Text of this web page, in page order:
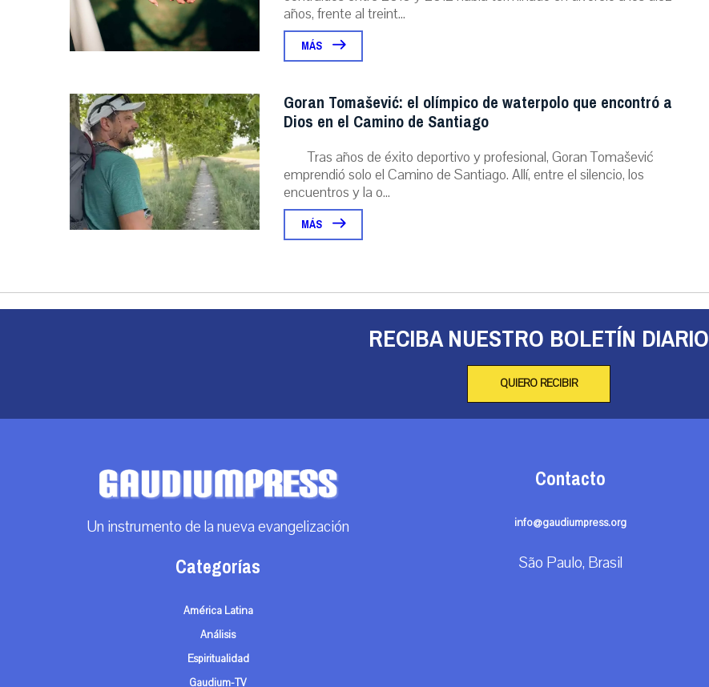
años, frente al treint...
MÁS
Goran Tomašević: el olímpico de waterpolo que encontró a
Dios en el Camino de Santiago
Tras años de éxito deportivo y profesional, Goran Tomašević
emprendió solo el Camino de Santiago. Allí, entre el silencio, los
encuentros y la o...
MÁS
RECIBA NUESTRO BOLETÍN DIARIO
QUIERO RECIBIR
Un instrumento de la nueva evangelización
Categorías
América Latina
Análisis
Espiritualidad
Gaudium-TV
Contacto
info@gaudiumpress.org
São Paulo, Brasil